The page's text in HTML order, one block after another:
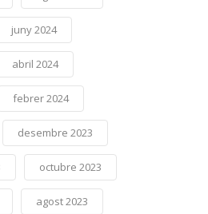
juny 2024
abril 2024
febrer 2024
desembre 2023
octubre 2023
agost 2023